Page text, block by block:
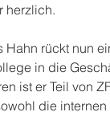
herzlich.
Hahn rückt nun
in die
ist er Teil von
die internen